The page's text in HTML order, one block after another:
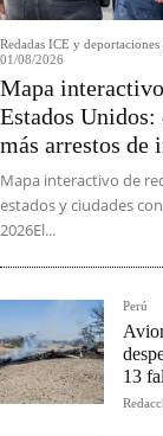
Redadas ICE y deportaciones
01/08/2026
Mapa
Estados Unidos:
más arrestos de
Mapa interactivo de
estados y ciudades
2026El...
Perú
13